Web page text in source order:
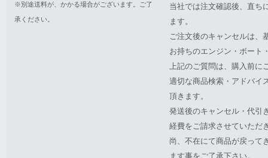
※別途送料が、かかる場合がございます。ご了
承ください。
当社では注文確認後、直ち
ます。
ご注文後のキャンセルは、
お持ちのエンジン・ボート
上記のご質問は、購入前に
適切な商品検索・アドバイ
頂きます。
発送後のキャンセル・代引
経費をご請求させていただ
尚、不在にて商品が戻って
ます事をご了承下さい。